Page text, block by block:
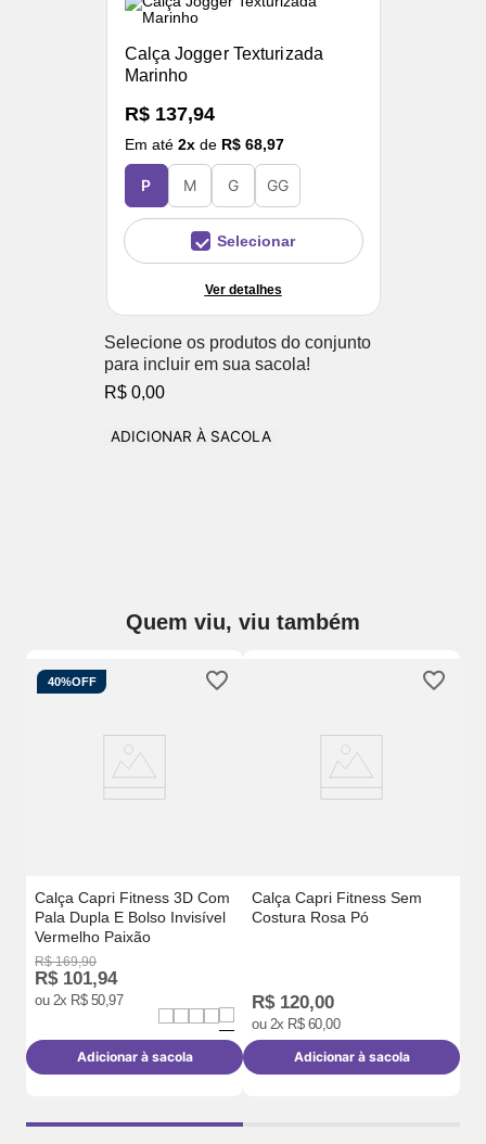
Calça Jogger Texturizada
Marinho
R$ 137,94
Em até 2x de R$ 68,97
P M G GG
Selecionar
Ver detalhes
Selecione os produtos do conjunto
para incluir em sua sacola!
R$ 0,00
ADICIONAR À SACOLA
Quem viu, viu também
40%OFF
Calça Capri Fitness 3D Com
Pala Dupla E Bolso Invisível
Vermelho Paixão
R$ 169,90
R$ 101,94
ou 2x R$ 50,97
Adicionar à sacola
Calça Capri Fitness Sem
Costura Rosa Pó
R$ 120,00
ou 2x R$ 60,00
Adicionar à sacola